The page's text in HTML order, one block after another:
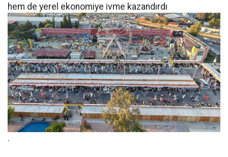
hem de yerel ekonomiye ivme kazandırdı
.